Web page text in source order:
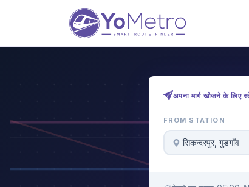
अपना मार्ग खोजने के लिए
FROM STATION
सिकन्दरपुर, गुडगाँव